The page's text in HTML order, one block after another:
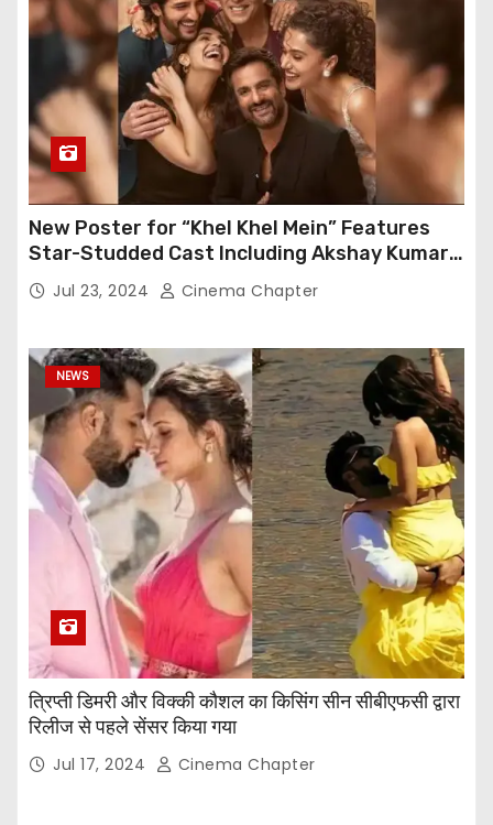
New Poster for “Khel Khel Mein” Features
Star-Studded Cast Including Akshay Kumar,
Taapsee Pannu, Fardeen Khan, and More
Jul 23, 2024 Cinema Chapter
NEWS
त्रिप्ती डिमरी और विक्की कौशल का किसिंग सीन सीबीएफसी द्वारा
रिलीज से पहले सेंसर किया गया
Jul 17, 2024 Cinema Chapter